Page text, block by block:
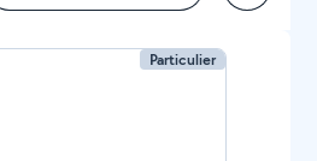
Particulier